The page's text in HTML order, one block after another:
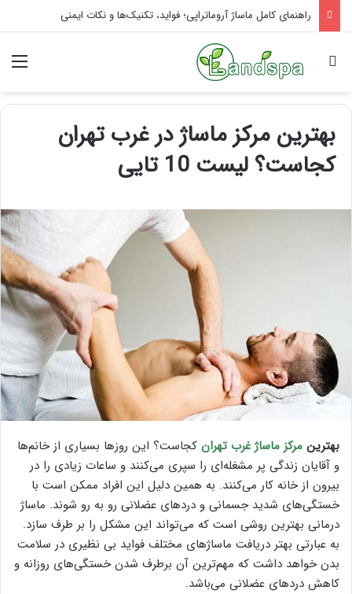
راهنمای کامل ماساژ آروماتراپی؛ فواید، تکنیک‌ها و نکات ایمنی
جستجو برای
بهترین مرکز ماساژ در غرب تهران
کجاست؟ لیست 10 تایی
بهترین مرکز ماساژ غرب تهران کجاست؟ این روز‌ها بسیاری از خانم‌ها
و آقایان زندگی پر مشغله‌ای را سپری می‌کنند و ساعات زیادی را در
بیرون از خانه کار می‌کنند. به همین دلیل این افراد ممکن است با
خستگی‌های شدید جسمانی و درد‌های عضلانی رو به رو شوند. ماساژ
درمانی بهترین روشی است که می‌تواند این مشکل را بر طرف سازد.
به عبارتی بهتر دریافت ماساژ‌های مختلف فواید بی نظیری در سلامت
بدن خواهد داشت که مهم‌ترین آن برطرف شدن خستگی‌های روزانه و
کاهش درد‌های عضلانی می‌باشد.